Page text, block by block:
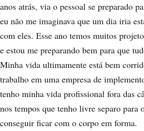
anos atrás, via o pessoal se preparado
eu não me imaginava que um dia iria
com eles. Esse ano temos muitos
e estou me preparando bem para que
Minha vida ultimamente está bem
trabalho em uma empresa de
tenho minha vida profissional fora das
nos tempos que tenho livre separo para
conseguir ficar com o corpo em forma.